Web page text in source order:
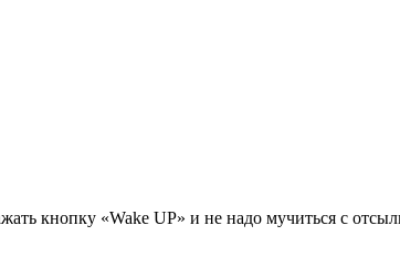
кнопку «Wake UP» и не надо мучиться с